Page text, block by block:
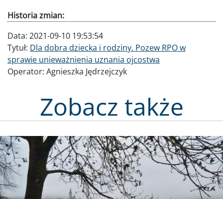
Historia zmian:
Data: 2021-09-10 19:53:54
Tytuł: Dla dobra dziecka i rodziny. Pozew RPO w
sprawie unieważnienia uznania ojcostwa
Operator: Agnieszka Jędrzejczyk
Zobacz także
Obraz